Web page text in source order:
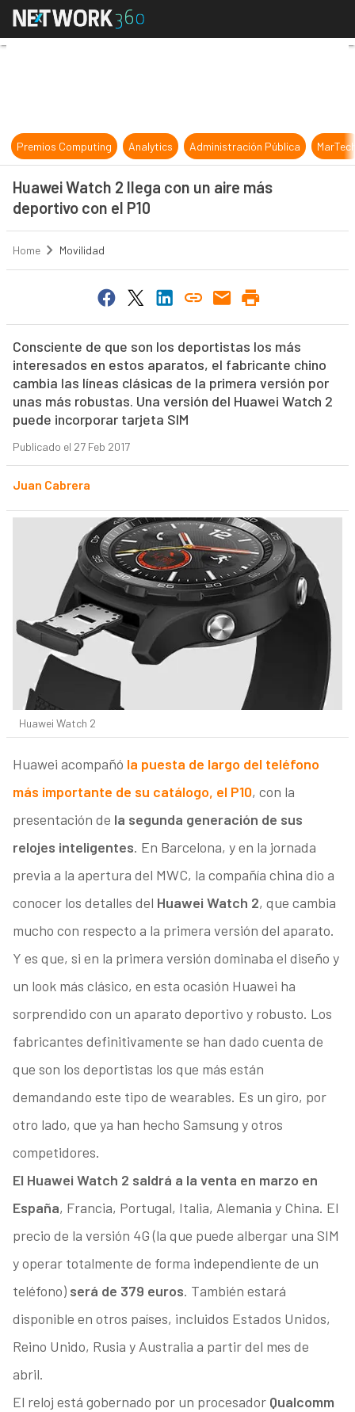
Huawei Watch 2 llega con un aire
Premios Computing Analytics Administración Pública
Huawei Watch 2 llega con un aire más
deportivo con el P10
Home Movilidad
Consciente de que son los deportistas los más
interesados en estos aparatos, el fabricante chino
cambia las líneas clásicas de la primera versión por
unas más robustas. Una versión del Huawei Watch 2
puede incorporar tarjeta SIM
Publicado el 27 Feb 2017
Juan Cabrera
Huawei Watch 2
Huawei acompañó la puesta de largo del teléfono
más importante de su catálogo, el P10, con la
presentación de la segunda generación de sus
relojes inteligentes. En Barcelona, y en la jornada
previa a la apertura del MWC, la compañía china dio a
conocer los detalles del Huawei Watch 2, que cambia
mucho con respecto a la primera versión del aparato.
Y es que, si en la primera versión dominaba el diseño y
un look más clásico, en esta ocasión Huawei ha
sorprendido con un aparato deportivo y robusto. Los
fabricantes definitivamente se han dado cuenta de
que son los deportistas los que más están
demandando este tipo de wearables. Es un giro, por
otro lado, que ya han hecho Samsung y otros
competidores.
El Huawei Watch 2 saldrá a la venta en marzo en
España, Francia, Portugal, Italia, Alemania y China. El
precio de la versión 4G (la que puede albergar una SIM
y operar totalmente de forma independiente de un
teléfono) será de 379 euros. También estará
disponible en otros países, incluidos Estados Unidos,
Reino Unido, Rusia y Australia a partir del mes de
abril.
El reloj está gobernado por un procesador Qualcomm